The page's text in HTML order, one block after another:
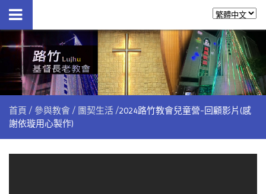
首頁 參與教會 團契生活 2024路竹教會兒童營-回顧影片(感
謝依璇用心製作)